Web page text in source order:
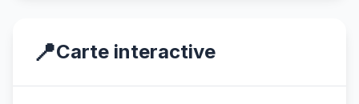
📍Carte interactive